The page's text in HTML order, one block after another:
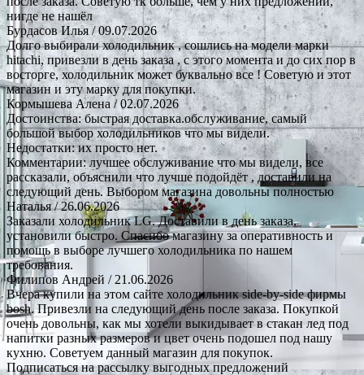
нигде не нашёл
Бурдасов Илья / 09.07.2026
Долго выбирали холодильник , сошлись на модели марки
hitachi, привезли в день заказа , с этого момента и до сих пор в
восторге, холодильник может буквально все ! Советую и этот
магазин и эту марку для покупки.
Кормышева Алена / 02.07.2026
Достоинства: быстрая доставка.обслуживание, самый
большой выбор холодильников что мы видели.
Недостатки: их просто нет.
Комментарии: лучшее обслуживание что мы видели, все
рассказали, объяснили что лучше подойдёт , доставили на
следующий день. Выбором магазина довольны полностью
Наталья/ 26.06.2026
Заказали холодильник LG. Доставили в день заказа,
установили быстро. Спасибо магазину за оперативность и
помощь в выборе лучшего холодильника по нашем
требования.
Филипов Андрей / 21.06.2026
Вчера купили на этом сайте холодильник side-by-side фирмы
bosh. Привезли на следующий день после заказа. Покупкой
очень довольны, как мы хотели выкидывает в стакан лед под
напитки разных размеров и цвет очень подошел под нашу
кухню. Советуем данный магазин для покупок.
Подписаться на рассылку выгодных предложений